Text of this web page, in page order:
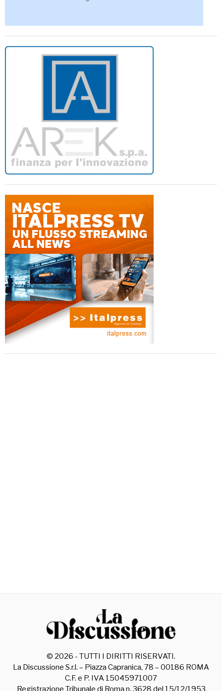
© 2026 - TUTTI I DIRITTI RISERVATI.
La Discussione S.r.l. – Piazza Capranica, 78 – 00186 ROMA
C.F. e P. IVA 15045971007
Registrazione Tribunale di Roma n. 3628 del 15/12/1953